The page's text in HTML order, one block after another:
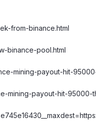
from-binance.html
binance-pool.html
mining-payout-hit-
mining-payout-hit-95000-